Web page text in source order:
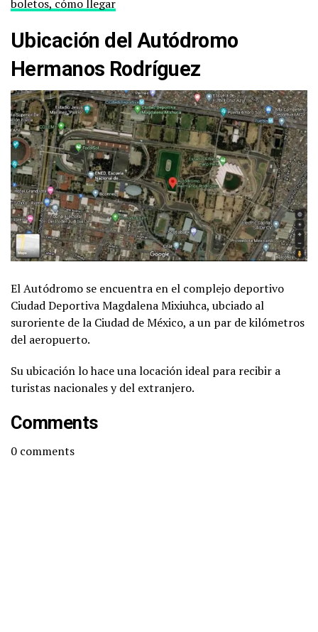
boletos, cómo llegar
Ubicación del Autódromo
Hermanos Rodríguez
El Autódromo se encuentra en el complejo deportivo
Ciudad Deportiva Magdalena Mixiuhca, ubciado al
suroriente de la Ciudad de México, a un par de kilómetros
del aeropuerto.
Su ubicación lo hace una locación ideal para recibir a
turistas nacionales y del extranjero.
Comments
0 comments